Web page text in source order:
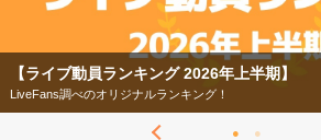
半期】 【フェス